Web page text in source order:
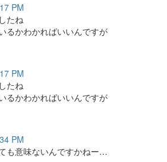
PM
たね
かわかればいいんですが
PM
たね
かわかればいいんですが
PM
も意味ないんですかねー…